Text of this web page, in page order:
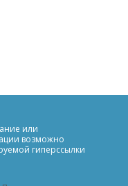
или
возможно
гиперссылки